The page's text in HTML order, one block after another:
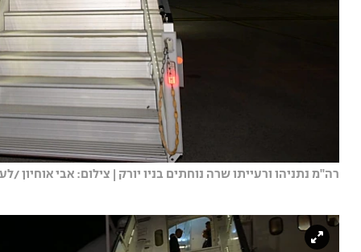
רה''מ נתניהו ורעייתו שרה נוחתים בניו יורק | צילום: אבי אוחיון /